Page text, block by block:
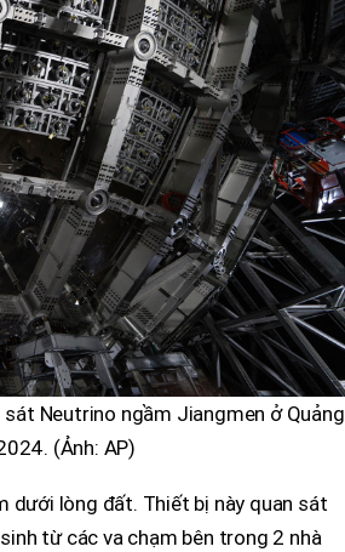
Neutrino ngầm Jiangmen ở Quảng
(Ảnh: AP)
dưới lòng đất. Thiết bị này quan sát
từ các va chạm bên trong 2 nhà